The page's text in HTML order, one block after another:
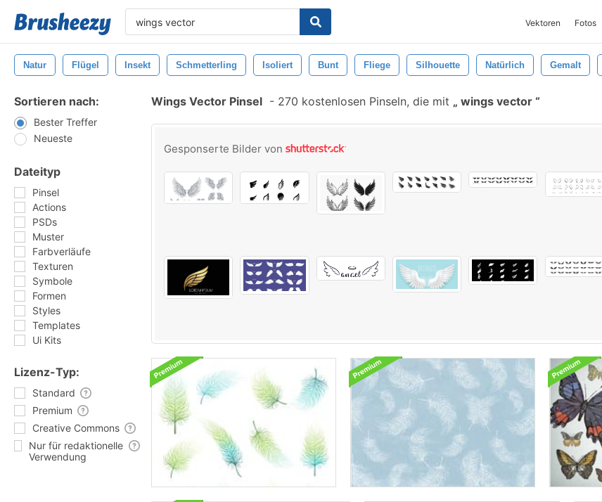
Vektoren Fotos
Natur Flügel Insekt Schmetterling Isoliert Bunt Fliege Silhouette Natürlich Gemalt
Sortieren nach:
Bester Treffer
Neueste
Dateityp
Pinsel
Actions
PSDs
Muster
Farbverläufe
Texturen
Symbole
Formen
Styles
Templates
Ui Kits
Lizenz-Typ:
Standard
Premium
Creative Commons
Nur für redaktionelle
Verwendung
Wings Vector Pinsel - 270 kostenlosen Pinseln, die mit wings vector
Gesponserte Bilder von